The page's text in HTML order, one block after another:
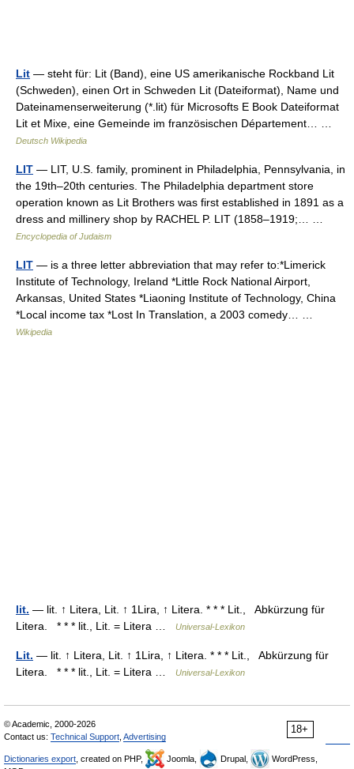
Lit — steht für: Lit (Band), eine US amerikanische Rockband Lit
(Schweden), einen Ort in Schweden Lit (Dateiformat), Name und
Dateinamenserweiterung (*.lit) für Microsofts E Book Dateiformat
Lit et Mixe, eine Gemeinde im französischen Département… …
Deutsch Wikipedia
LIT — LIT, U.S. family, prominent in Philadelphia, Pennsylvania, in
the 19th–20th centuries. The Philadelphia department store
operation known as Lit Brothers was first established in 1891 as a
dress and millinery shop by RACHEL P. LIT (1858–1919;… …
Encyclopedia of Judaism
LIT — is a three letter abbreviation that may refer to:*Limerick
Institute of Technology, Ireland *Little Rock National Airport,
Arkansas, United States *Liaoning Institute of Technology, China
*Local income tax *Lost In Translation, a 2003 comedy… …
Wikipedia
lit. — lit. ↑ Litera, Lit. ↑ 1Lira, ↑ Litera. * * * Lit., Abkürzung für
Litera. * * * lit., Lit. = Litera …
Universal-Lexikon
Lit. — lit. ↑ Litera, Lit. ↑ 1Lira, ↑ Litera. * * * Lit., Abkürzung für
Litera. * * * lit., Lit. = Litera …
Universal-Lexikon
18+
© Academic, 2000-2026
Contact us: Technical Support Advertising
Dictionaries export , created on PHP, Joomla, Drupal,
WordPress,